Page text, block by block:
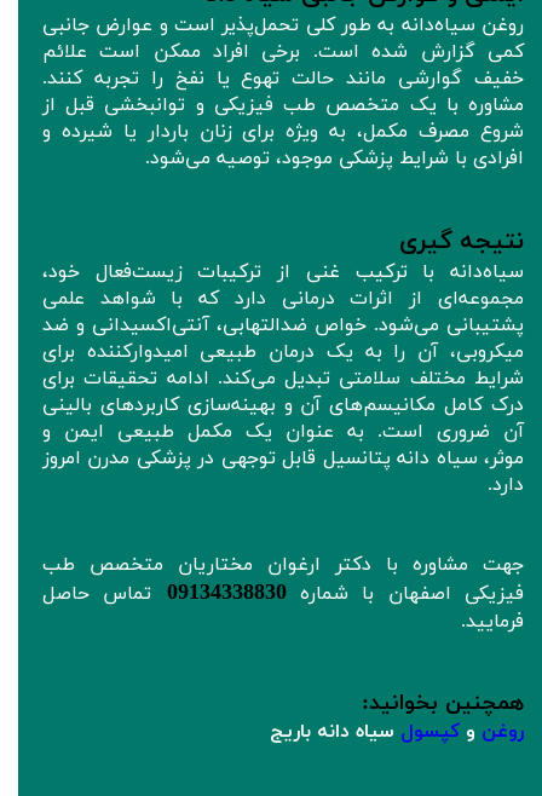
روغن سیاه‌دانه به طور کلی تحمل‌پذیر است و عوارض جانبی
کمی گزارش شده است. برخی افراد ممکن است علائم
خفیف گوارشی مانند حالت تهوع یا نفخ را تجربه کنند.
مشاوره با یک متخصص طب فیزیکی و توانبخشی قبل از
شروع مصرف مکمل، به ویژه برای زنان باردار یا شیرده و
افرادی با شرایط پزشکی موجود، توصیه می‌شود.
نتیجه‌ گیری
سیاه‌دانه با ترکیب غنی از ترکیبات زیست‌فعال خود،
مجموعه‌ای از اثرات درمانی دارد که با شواهد علمی
پشتیبانی می‌شود. خواص ضدالتهابی، آنتی‌اکسیدانی و ضد
میکروبی، آن را به یک درمان طبیعی امیدوارکننده برای
شرایط مختلف سلامتی تبدیل می‌کند. ادامه تحقیقات برای
درک کامل مکانیسم‌های آن و بهینه‌سازی کاربردهای بالینی
آن ضروری است. به عنوان یک مکمل طبیعی ایمن و
موثر، سیاه‌ دانه پتانسیل قابل توجهی در پزشکی مدرن امروز
دارد.
جهت مشاوره با دکتر ارغوان مختاریان متخصص طب
فیزیکی اصفهان با شماره09134338830 تماس حاصل
فرمایید.
همچنین‌ بخوانید:
روغن و کپسول سیاه دانه باریج